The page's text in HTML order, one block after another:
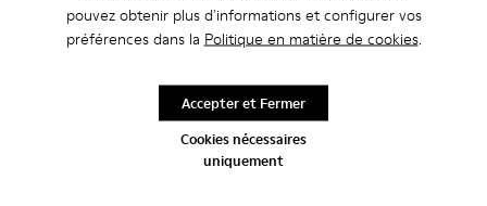
pouvez obtenir plus d'informations et configurer vos
préférences dans la Politique en matière de cookies.
Cookies nécessaires
uniquement
Accepter et Fermer
Livraison standard gratuite pour les achats de plus de 45€
Période de garantie de 2 ans.